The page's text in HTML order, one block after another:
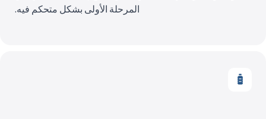
المرحلة الأولى بشكل متحكم فيه.